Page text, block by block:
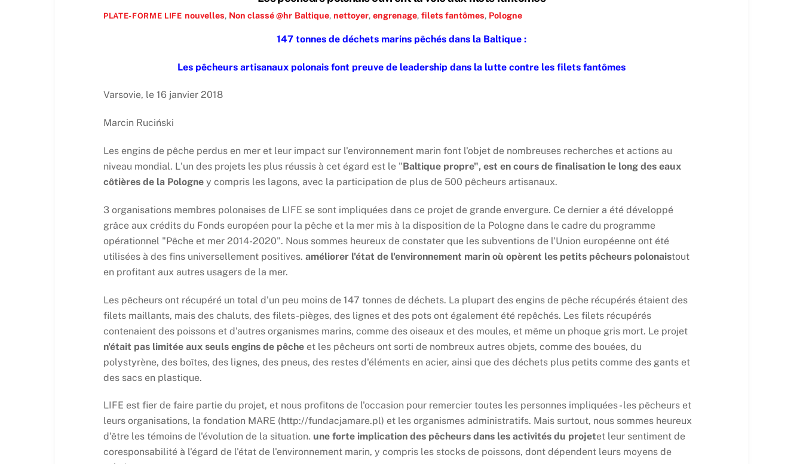
PLATE-FORME LIFE nouvelles, Non classé @hr Baltique, nettoyer, engrenage, filets fantômes, Pologne
147 tonnes de déchets marins pêchés dans la Baltique :
Les pêcheurs artisanaux polonais font preuve de leadership dans la lutte contre les filets fantômes
Varsovie, le 16 janvier 2018
Marcin Ruciński
Les engins de pêche perdus en mer et leur impact sur l'environnement marin font l'objet de nombreuses recherches et actions au
niveau mondial. L'un des projets les plus réussis à cet égard est le "Baltique propre", est en cours de finalisation le long des eaux
côtières de la Pologne y compris les lagons, avec la participation de plus de 500 pêcheurs artisanaux.
3 organisations membres polonaises de LIFE se sont impliquées dans ce projet de grande envergure. Ce dernier a été développé
grâce aux crédits du Fonds européen pour la pêche et la mer mis à la disposition de la Pologne dans le cadre du programme
opérationnel "Pêche et mer 2014-2020". Nous sommes heureux de constater que les subventions de l'Union européenne ont été
utilisées à des fins universellement positives.améliorer l'état de l'environnement marin où opèrent les petits pêcheurs polonaistout
en profitant aux autres usagers de la mer.
Les pêcheurs ont récupéré un total d'un peu moins de 147 tonnes de déchets. La plupart des engins de pêche récupérés étaient des
filets maillants, mais des chaluts, des filets-pièges, des lignes et des pots ont également été repêchés. Les filets récupérés
contenaient des poissons et d'autres organismes marins, comme des oiseaux et des moules, et même un phoque gris mort. Le projet
n'était pas limitée aux seuls engins de pêche et les pêcheurs ont sorti de nombreux autres objets, comme des bouées, du
polystyrène, des boîtes, des lignes, des pneus, des restes d'éléments en acier, ainsi que des déchets plus petits comme des gants et
des sacs en plastique.
LIFE est fier de faire partie du projet, et nous profitons de l'occasion pour remercier toutes les personnes impliquées - les pêcheurs et
leurs organisations, la fondation MARE (http://fundacjamare.pl) et les organismes administratifs. Mais surtout, nous sommes heureux
d'être les témoins de l'évolution de la situation. une forte implication des pêcheurs dans les activités du projetet leur sentiment de
coresponsabilité à l'égard de l'état de l'environnement marin, y compris les stocks de poissons, dont dépendent leurs moyens de